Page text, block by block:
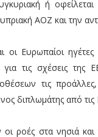
ή οφείλεται
ΑΟΖ και την
οι Ευρωπαίοι
για τις σχέσεις
τις
διπλωμάτης από τις
οι ροές στα νησιά